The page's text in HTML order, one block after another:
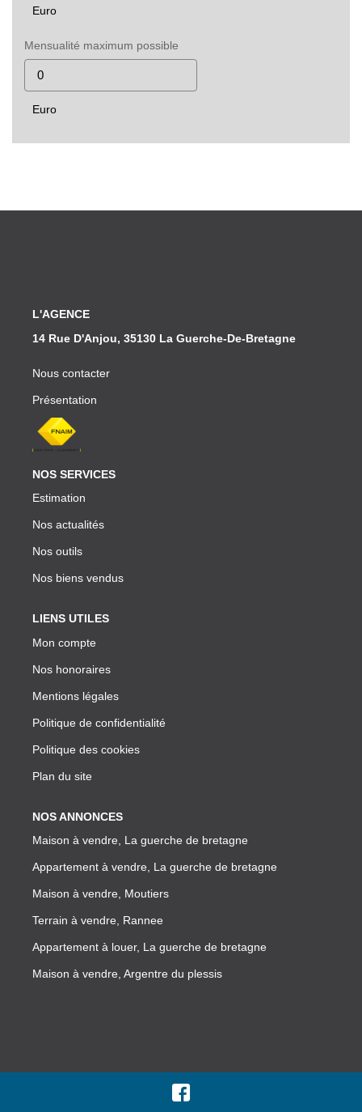
Euro
Mensualité maximum possible
Euro
L'AGENCE
14 Rue D'Anjou, 35130 La Guerche-De-Bretagne
Nous contacter
Présentation
NOS SERVICES
Estimation
Nos actualités
Nos outils
Nos biens vendus
LIENS UTILES
Mon compte
Nos honoraires
Mentions légales
Politique de confidentialité
Politique des cookies
Plan du site
NOS ANNONCES
Maison à vendre, La guerche de bretagne
Appartement à vendre, La guerche de bretagne
Maison à vendre, Moutiers
Terrain à vendre, Rannee
Appartement à louer, La guerche de bretagne
Maison à vendre, Argentre du plessis